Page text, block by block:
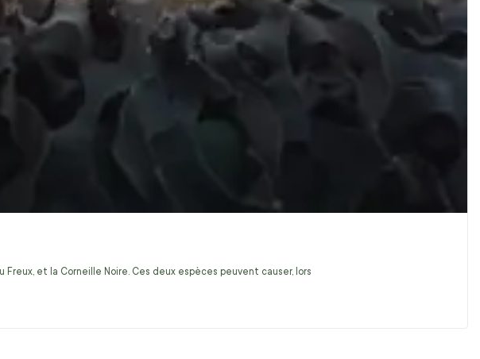
et la Corneille Noire. Ces deux espèces peuvent causer, lors